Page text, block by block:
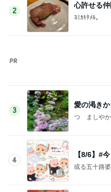
2
心許せる
ﾖﾐｶｷﾀﾒﾙ。
3
愛の渇き
つゝましや
4
【8/6】#
或る五十路